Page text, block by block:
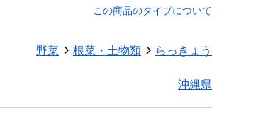
この商品のタイプについて
野菜 根菜・土物類 らっきょう
沖縄県